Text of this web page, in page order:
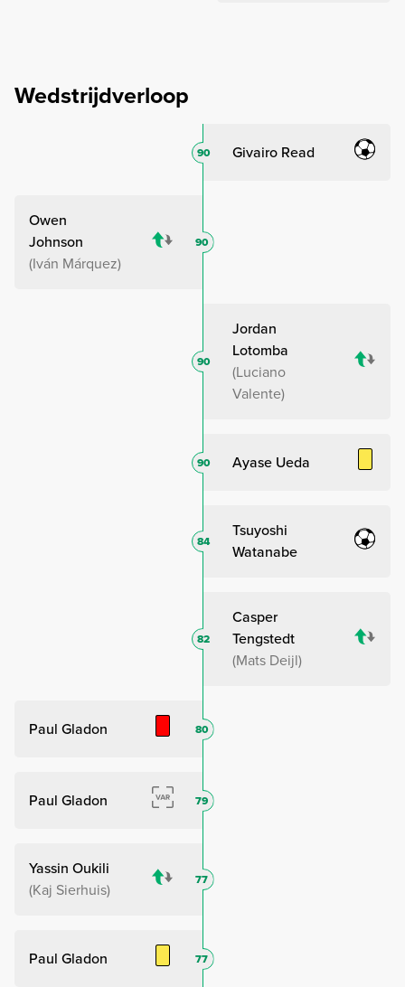
Wedstrijdverloop
Givairo Read
90
Owen
Johnson
Iván Márquez
90
Jordan
Lotomba
Luciano
Valente
90
Ayase Ueda
90
Tsuyoshi
Watanabe
84
Casper
Tengstedt
Mats Deijl
82
Paul Gladon 80
Paul Gladon 79
Yassin Oukili
Kaj Sierhuis
77
Paul Gladon 77